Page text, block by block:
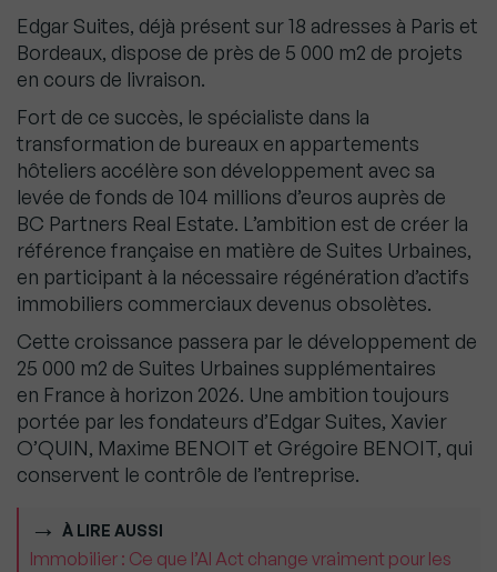
Edgar Suites, déjà présent sur 18 adresses à Paris et
Bordeaux, dispose de près de 5 000 m2 de projets
en cours de livraison.
Fort de ce succès, le spécialiste dans la
transformation de bureaux en appartements
hôteliers accélère son développement avec sa
levée de fonds de 104 millions d’euros auprès de
BC Partners Real Estate. L’ambition est de créer la
référence française en matière de Suites Urbaines,
en participant à la nécessaire régénération d’actifs
immobiliers commerciaux devenus obsolètes.
Cette croissance passera par le développement de
25 000 m2 de Suites Urbaines supplémentaires
en France à horizon 2026. Une ambition toujours
portée par les fondateurs d’Edgar Suites, Xavier
O’QUIN, Maxime BENOIT et Grégoire BENOIT, qui
conservent le contrôle de l’entreprise.
À LIRE AUSSI
Immobilier : Ce que l’AI Act change vraiment pour les